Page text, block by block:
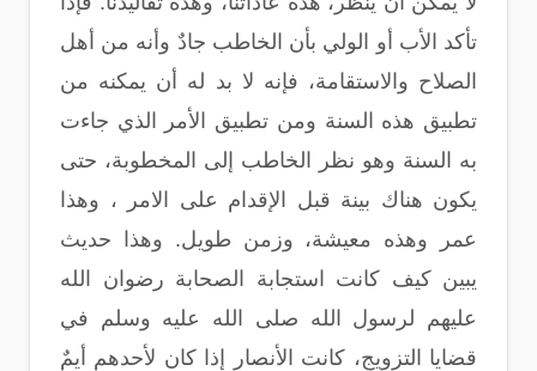
تأكد الأب أو الولي بأن الخاطب جادٌ وأنه من أهل
الصلاح والاستقامة، فإنه لا بد له أن يمكنه من
تطبيق هذه السنة ومن تطبيق الأمر الذي جاءت
به السنة وهو نظر الخاطب إلى المخطوبة، حتى
يكون هناك بينة قبل الإقدام على الامر ، وهذا
عمر وهذه معيشة، وزمن طويل. وهذا حديث
يبين كيف كانت استجابة الصحابة رضوان الله
عليهم لرسول الله صلى الله عليه وسلم في
قضايا التزويج، كانت الأنصار إذا كان لأحدهم أيمٌ